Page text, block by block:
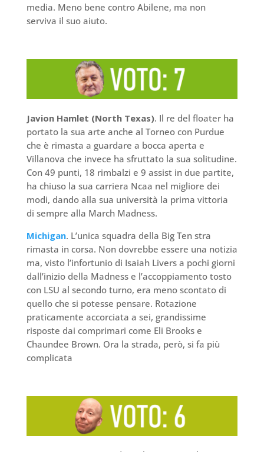
media. Meno bene contro Abilene, ma non
serviva il suo aiuto.
Javion Hamlet (North Texas). Il re del floater ha
portato la sua arte anche al Torneo con Purdue
che è rimasta a guardare a bocca aperta e
Villanova che invece ha sfruttato la sua solitudine.
Con 49 punti, 18 rimbalzi e 9 assist in due partite,
ha chiuso la sua carriera Ncaa nel migliore dei
modi, dando alla sua università la prima vittoria
di sempre alla March Madness.
Michigan. L’unica squadra della Big Ten stra
rimasta in corsa. Non dovrebbe essere una notizia
ma, visto l’infortunio di Isaiah Livers a pochi giorni
dall’inizio della Madness e l’accoppiamento tosto
con LSU al secondo turno, era meno scontato di
quello che si potesse pensare. Rotazione
praticamente accorciata a sei, grandissime
risposte dai comprimari come Eli Brooks e
Chaundee Brown. Ora la strada, però, si fa più
complicata